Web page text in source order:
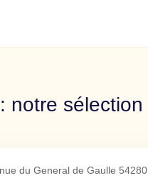
notre sélection
du General de Gaulle 54280